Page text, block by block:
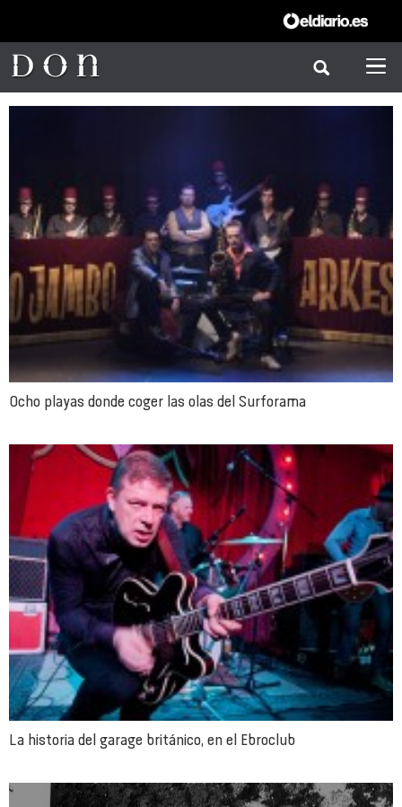
Ocho playas donde coger las olas del Surforama
La historia del garage británico, en el Ebroclub